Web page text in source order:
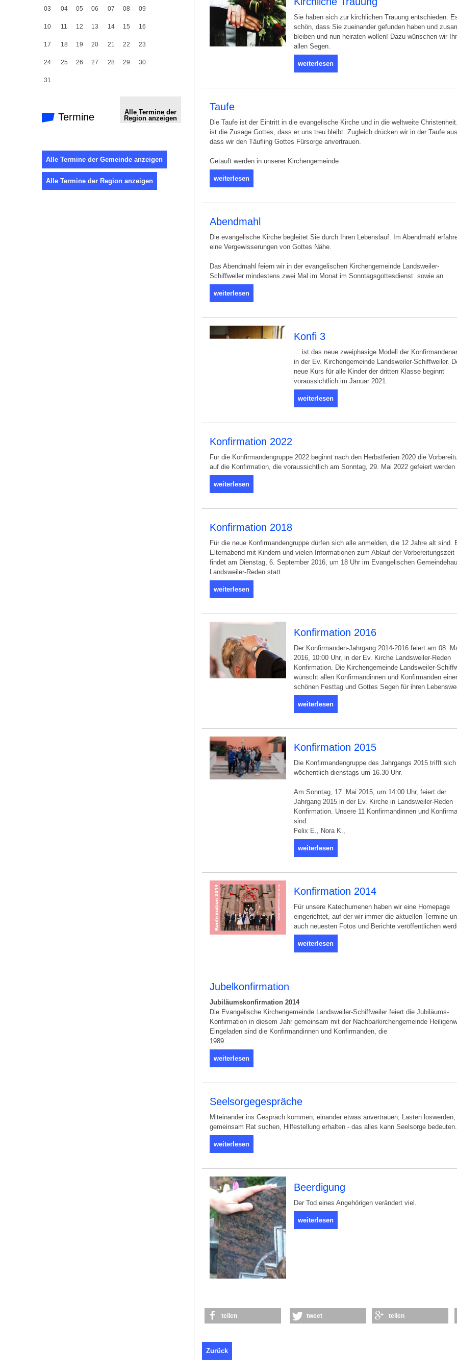
03 04 05 06 07 08 09
10 11 12 13 14 15 16
17 18 19 20 21 22 23
24 25 26 27 28 29 30
31
Termine
Alle Termine der
Region anzeigen
Alle Termine der Gemeinde anzeigen
Alle Termine der Region anzeigen
Sie haben sich zur kirchlichen Trauung entschieden.
schön, dass Sie zueinander gefunden haben und
bleiben und nun heiraten wollen! Dazu wünschen wir
allen Segen.
weiterlesen
Taufe
Die Taufe ist der Eintritt in die evangelische Kirche und in die weltweite
ist die Zusage Gottes, dass er uns treu bleibt. Zugleich drücken wir in der Taufe
dass wir den Täufling Gottes Fürsorge anvertrauen.
Getauft werden in unserer Kirchengemeinde
weiterlesen
Abendmahl
Die evangelische Kirche begleitet Sie durch Ihren Lebenslauf. Im Abendmahl
eine Vergewisserungen von Gottes Nähe.
Das Abendmahl feiern wir in der evangelischen Kirchengemeinde Landsweiler-
Schiffweiler mindestens zwei Mal im Monat im Sonntagsgottesdienst sowie an
weiterlesen
Konfi 3
... ist das neue zweiphasige Modell der
in der Ev. Kirchengemeinde Landsweiler-Schiffweiler.
neue Kurs für alle Kinder der dritten Klasse beginnt
voraussichtlich im Januar 2021.
weiterlesen
Konfirmation 2022
Für die Konfirmandengruppe 2022 beginnt nach den Herbstferien 2020 die
auf die Konfirmation, die voraussichtlich am Sonntag, 29. Mai 2022 gefeiert werden
weiterlesen
Konfirmation 2018
Für die neue Konfirmandengruppe dürfen sich alle anmelden, die 12 Jahre alt sind.
Elternabend mit Kindern und vielen Informationen zum Ablauf der Vorbereitungszeit
findet am Dienstag, 6. September 2016, um 18 Uhr im Evangelischen
Landsweiler-Reden statt.
weiterlesen
Konfirmation 2016
Der Konfirmanden-Jahrgang 2014-2016 feiert am 08.
2016, 10:00 Uhr, in der Ev. Kirche Landsweiler-Reden
Konfirmation. Die Kirchengemeinde Landsweiler-
wünscht allen Konfirmandinnen und Konfirmanden
schönen Festtag und Gottes Segen für ihren
weiterlesen
Konfirmation 2015
Die Konfirmandengruppe des Jahrgangs 2015 trifft sich
wöchentlich dienstags um 16.30 Uhr.
Am Sonntag, 17. Mai 2015, um 14:00 Uhr, feiert der
Jahrgang 2015 in der Ev. Kirche in Landsweiler-Reden
Konfirmation. Unsere 11 Konfirmandinnen und
sind:
Felix E., Nora K.,
weiterlesen
Konfirmation 2014
Für unsere Katechumenen haben wir eine Homepage
eingerichtet, auf der wir immer die aktuellen Termine
auch neuesten Fotos und Berichte veröffentlichen
weiterlesen
Jubelkonfirmation
Jubiläumskonfirmation 2014
Die Evangelische Kirchengemeinde Landsweiler-Schiffweiler feiert die Jubiläums-
Konfirmation in diesem Jahr gemeinsam mit der Nachbarkirchengemeinde
Eingeladen sind die Konfirmandinnen und Konfirmanden, die
1989
weiterlesen
Seelsorgegespräche
Miteinander ins Gespräch kommen, einander etwas anvertrauen, Lasten loswerden,
gemeinsam Rat suchen, Hilfestellung erhalten - das alles kann Seelsorge bedeuten.
weiterlesen
Beerdigung
Der Tod eines Angehörigen verändert viel.
weiterlesen
teilen tweet teilen
Zurück